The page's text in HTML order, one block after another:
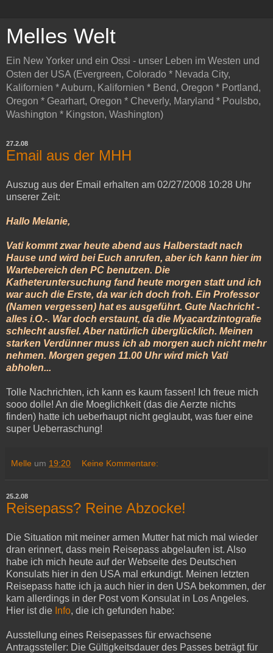
Melles Welt
Ein New Yorker und ein Ossi - unser Leben im Westen und
Osten der USA (Evergreen, Colorado * Nevada City,
Kalifornien * Auburn, Kalifornien * Bend, Oregon * Portland,
Oregon * Gearhart, Oregon * Cheverly, Maryland * Poulsbo,
Washington * Kingston, Washington)
27.2.08
Email aus der MHH
Auszug aus der Email erhalten am 02/27/2008 10:28 Uhr
unserer Zeit:
Hallo Melanie,
Vati kommt zwar heute abend aus Halberstadt nach
Hause und wird bei Euch anrufen, aber ich kann hier im
Wartebereich den PC benutzen. Die
Katheteruntersuchung fand heute morgen statt und ich
war auch die Erste, da war ich doch froh. Ein Professor
(Namen vergessen) hat es ausgeführt. Gute Nachricht -
alles i.O.-. War doch erstaunt, da die Myacardzintografie
schlecht ausfiel. Aber natürlich überglücklich. Meinen
starken Verdünner muss ich ab morgen auch nicht mehr
nehmen. Morgen gegen 11.00 Uhr wird mich Vati
abholen...
Tolle Nachrichten, ich kann es kaum fassen! Ich freue mich
sooo dolle! An die Moeglichkeit (das die Aerzte nichts
finden) hatte ich ueberhaupt nicht geglaubt, was fuer eine
super Ueberraschung!
Melle um 19:20 Keine Kommentare:
25.2.08
Reisepass? Reine Abzocke!
Die Situation mit meiner armen Mutter hat mich mal wieder
dran erinnert, dass mein Reisepass abgelaufen ist. Also
habe ich mich heute auf der Webseite des Deutschen
Konsulats hier in den USA mal erkundigt. Meinen letzten
Reisepass hatte ich ja auch hier in den USA bekommen, der
kam allerdings in der Post vom Konsulat in Los Angeles.
Hier ist die Info, die ich gefunden habe:
Ausstellung eines Reisepasses für erwachsene
Antragssteller: Die Gültigkeitsdauer des Passes beträgt für